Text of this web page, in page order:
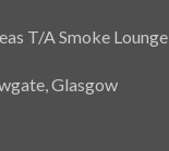
T/A Smoke Lounge
Glasgow